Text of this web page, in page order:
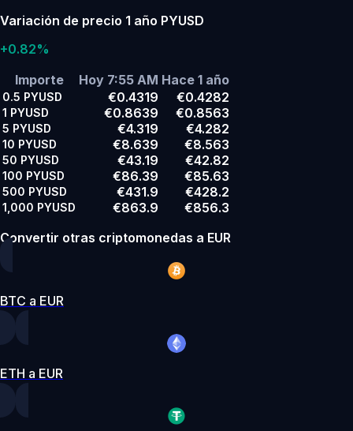
Variación de precio 1 año PYUSD
+0.82%
Importe
Hoy 7:55 AM Hace 1 año
0.5 PYUSD €0.4319 €0.4282
1 PYUSD €0.8639 €0.8563
5 PYUSD €4.319 €4.282
10 PYUSD €8.639 €8.563
50 PYUSD €43.19 €42.82
100 PYUSD €86.39 €85.63
500 PYUSD €431.9 €428.2
1,000 PYUSD €863.9
€856.3
Convertir otras criptomonedas a EUR
BTC a EUR
ETH a EUR